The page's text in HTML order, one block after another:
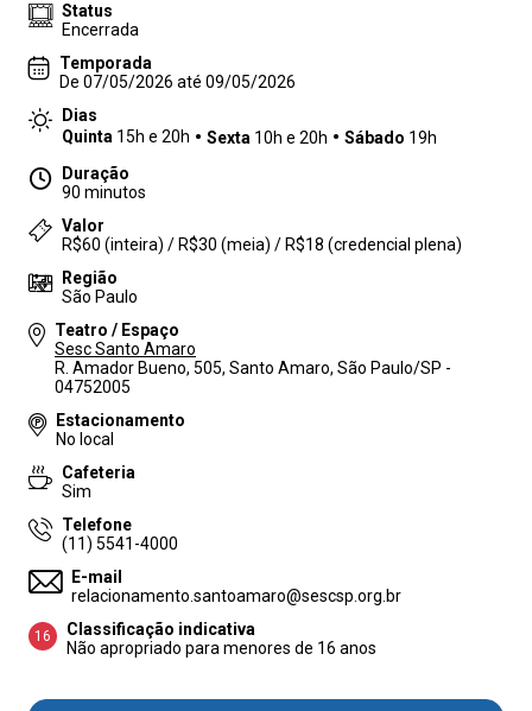
Status
Encerrada
Temporada
De 07/05/2026 até 09/05/2026
Dias
Quinta 15h e 20h Sexta 10h e 20h Sábado 19h
Duração
90 minutos
Valor
R$60 (inteira) / R$30 (meia) / R$18 (credencial plena)
Região
São Paulo
Teatro / Espaço
Sesc Santo Amaro
R. Amador Bueno, 505, Santo Amaro, São Paulo/SP -
04752005
Estacionamento
No local
Cafeteria
Sim
Telefone
(11) 5541-4000
E-mail
relacionamento.santoamaro@sescsp.org.br
16
Classificação indicativa
Não apropriado para menores de 16 anos